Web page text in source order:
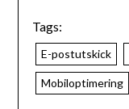
Tags:
E-postutskick
Mobiloptimering